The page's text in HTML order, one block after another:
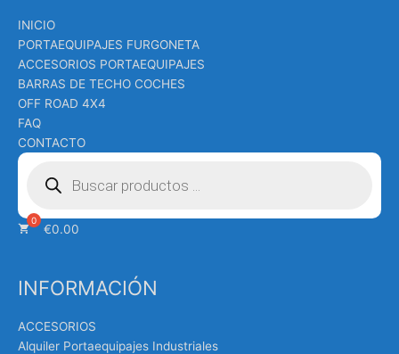
INICIO
PORTAEQUIPAJES FURGONETA
ACCESORIOS PORTAEQUIPAJES
BARRAS DE TECHO COCHES
OFF ROAD 4X4
FAQ
CONTACTO
Búsqueda
productos
€0.00
INFORMACIÓN
ACCESORIOS
Alquiler Portaequipajes Industriales